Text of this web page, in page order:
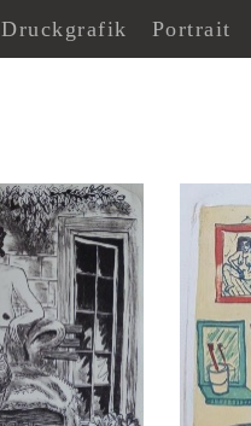
Druckgrafik Portrait